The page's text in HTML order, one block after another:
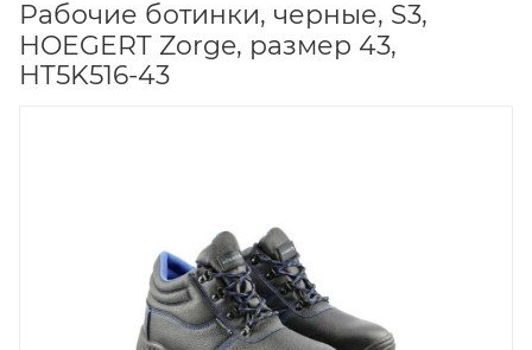
Рабочие ботинки, черные, S3,
HOEGERT Zorge, размер 43,
HT5K516-43